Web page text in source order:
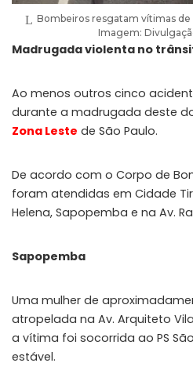
Bombeiros resgatam vítimas de
Imagem:
Madrugada violenta no
Ao menos outros cinco
durante a madrugada deste
Zona Leste de São Paulo.
De acordo com o Corpo de
foram atendidas em Cidade
Helena, Sapopemba e na Av.
Sapopemba
Uma mulher de
atropelada na Av. Arquiteto
a vítima foi socorrida ao PS
estável.